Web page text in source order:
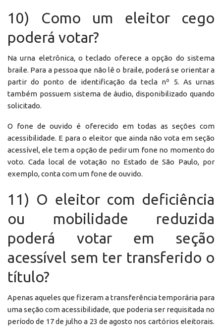
10) Como um eleitor cego
poderá votar?
Na urna eletrônica, o teclado oferece a opção do sistema
braile. Para a pessoa que não lê o braile, poderá se orientar a
partir do ponto de identificação da tecla nº 5. As urnas
também possuem sistema de áudio, disponibilizado quando
solicitado.
O fone de ouvido é oferecido em todas as seções com
acessibilidade. E para o eleitor que ainda não vota em seção
acessível, ele tem a opção de pedir um fone no momento do
voto. Cada local de votação no Estado de São Paulo, por
exemplo, conta com um fone de ouvido.
11) O eleitor com deficiência
ou mobilidade reduzida
poderá votar em seção
acessível sem ter transferido o
título?
Apenas aqueles que fizeram a transferência temporária para
uma seção com acessibilidade, que poderia ser requisitada no
período de 17 de julho a 23 de agosto nos cartórios eleitorais.